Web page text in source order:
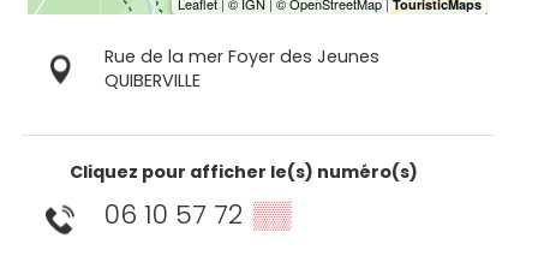
Rue de la mer Foyer des Jeunes
QUIBERVILLE
Cliquez pour afficher le(s) numéro(s)
06 10 57 72 ▒▒